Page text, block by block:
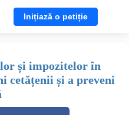
Inițiază o petiție
și impozitelor în
cetățenii și a preveni